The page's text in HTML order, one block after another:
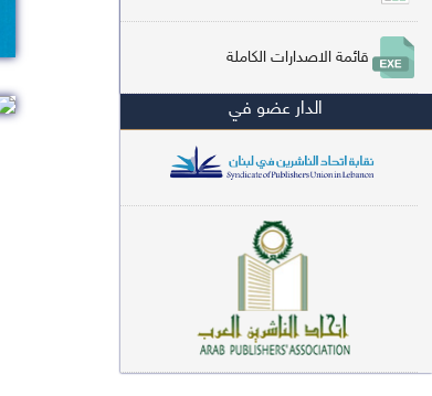
تفسير قرآن (106)
علم كلام (96)
أخلاق وتصوف (91)
سير وتراجم (90)
معاجم لغوية (89)
سيرة نبوية وتصوف (81)
دراسات إسلامية (75)
شعر (72)
قائمة الاصدارات الكاملة
الدار عضو في